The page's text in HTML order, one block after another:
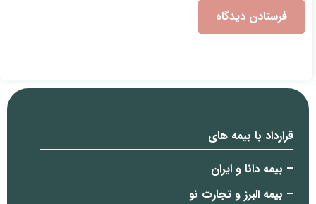
قرارداد با بیمه های
– بیمه دانا و ایران
– بیمه البرز و تجارت نو